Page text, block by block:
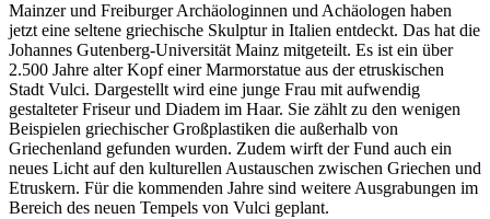
Mainzer und Freiburger Archäologinnen und Achäologen haben
jetzt eine seltene griechische Skulptur in Italien entdeckt. Das hat die
Johannes Gutenberg-Universität Mainz mitgeteilt. Es ist ein über
2.500 Jahre alter Kopf einer Marmorstatue aus der etruskischen
Stadt Vulci. Dargestellt wird eine junge Frau mit aufwendig
gestalteter Friseur und Diadem im Haar. Sie zählt zu den wenigen
Beispielen griechischer Großplastiken die außerhalb von
Griechenland gefunden wurden. Zudem wirft der Fund auch ein
neues Licht auf den kulturellen Austauschen zwischen Griechen und
Etruskern. Für die kommenden Jahre sind weitere Ausgrabungen im
Bereich des neuen Tempels von Vulci geplant.